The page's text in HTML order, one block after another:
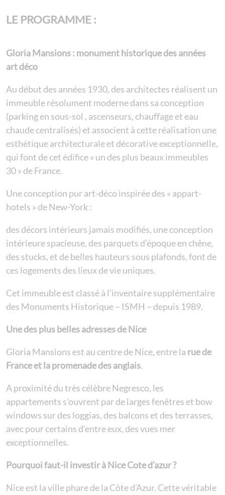
LE PROGRAMME :
Gloria Mansions : monument historique des années
art déco
Au début des années 1930, des architectes réalisent un
immeuble résolument moderne dans sa conception
(parking en sous-sol , ascenseurs, chauffage et eau
chaude centralisés) et associent à cette réalisation une
esthétique architecturale et décorative exceptionnelle,
qui font de cet édifice « un des plus beaux immeubles
30 » de France.
Une conception pur art-déco inspirée des « appart-
hotels » de New-York :
des décors intérieurs jamais modifiés, une conception
intérieure spacieuse, des parquets d’époque en chêne,
des stucks, et de belles hauteurs sous plafonds, font de
ces logements des lieux de vie uniques.
Cet immeuble est classé à l’inventaire supplémentaire
des Monuments Historique – ISMH – depuis 1989.
Une des plus belles adresses de Nice
Gloria Mansions est au centre de Nice, entre la rue de
France et la promenade des anglais.
A proximité du très célèbre Negresco, les
appartements s’ouvrent par de larges fenêtres et bow
windows sur des loggias, des balcons et des terrasses,
avec pour certains d’entre eux, des vues mer
exceptionnelles.
Pourquoi faut-il investir à Nice Cote d’azur ?
Nice est la ville phare de la Côte d’Azur. Cette véritable